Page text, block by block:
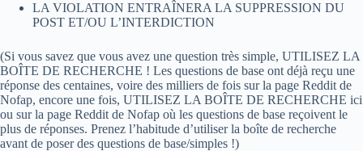
LA VIOLATION ENTRAÎNERA LA SUPPRESSION DU
POST ET/OU L’INTERDICTION
(Si vous savez que vous avez une question très simple, UTILISEZ LA
BOÎTE DE RECHERCHE ! Les questions de base ont déjà reçu une
réponse des centaines, voire des milliers de fois sur la page Reddit de
Nofap, encore une fois, UTILISEZ LA BOÎTE DE RECHERCHE ici
ou sur la page Reddit de Nofap où les questions de base reçoivent le
plus de réponses. Prenez l’habitude d’utiliser la boîte de recherche
avant de poser des questions de base/simples !)